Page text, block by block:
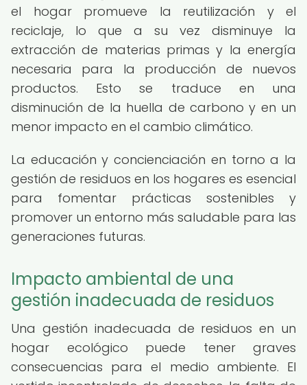
el hogar promueve la reutilización y el
reciclaje, lo que a su vez disminuye la
extracción de materias primas y la energía
necesaria para la producción de nuevos
productos. Esto se traduce en una
disminución de la huella de carbono y en un
menor impacto en el cambio climático.
La educación y concienciación en torno a la
gestión de residuos en los hogares es esencial
para fomentar prácticas sostenibles y
promover un entorno más saludable para las
generaciones futuras.
Impacto ambiental de una
gestión inadecuada de residuos
Una gestión inadecuada de residuos en un
hogar ecológico puede tener graves
consecuencias para el medio ambiente. El